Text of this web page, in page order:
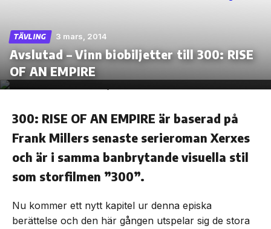
Skip
the
TÄVLING 3 mars, 2014
Avslutad – Vinn biobiljetter till 300: RISE
OF AN EMPIRE
300: RISE OF AN EMPIRE är baserad på
Frank Millers senaste serieroman Xerxes
och är i samma banbrytande visuella stil
som storfilmen ”300”.
Nu kommer ett nytt kapitel ur denna episka
berättelse och den här gången utspelar sig de stora